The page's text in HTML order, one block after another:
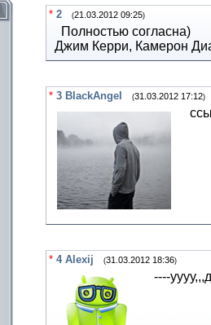
* 2 (21.03.2012 09:25)
Полностью согласна)
Джим Керри, Камерон
* 3 BlackAngel (31.03.2012 17:12)
* 4 Alexij (31.03.2012 18:36)
----